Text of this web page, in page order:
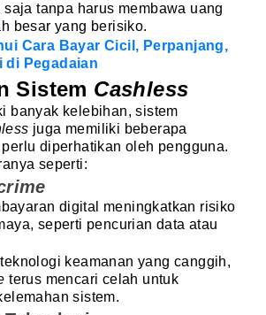
tanpa harus membawa uang
besar yang berisiko.
Cara Bayar Cicil, Perpanjang,
di Pegadaian
Sistem Cashless
banyak kelebihan, sistem
juga memiliki beberapa
diperhatikan oleh pengguna.
seperti:
digital meningkatkan risiko
seperti pencurian data atau
keamanan yang canggih,
terus mencari celah untuk
sistem.